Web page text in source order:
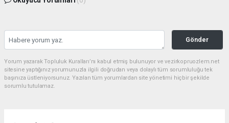
Gönder
Yorum yazarak Topluluk Kuralları’nı kabul etmiş bulunuyor ve vezirkopruozlem.net
sitesine yaptığınız yorumunuzla ilgili doğrudan veya dolaylı tüm sorumluluğu tek
başınıza üstleniyorsunuz. Yazılan tüm yorumlardan site yönetimi hiçbir şekilde
sorumlu tutulamaz.